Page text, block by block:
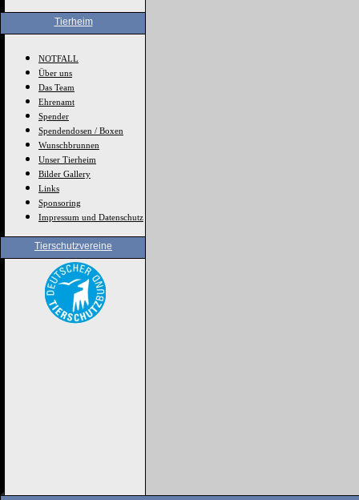
Tierheim
NOTFALL
Über uns
Das Team
Ehrenamt
Spender
Spendendosen / Boxen
Wunschbrunnen
Unser Tierheim
Bilder Gallery
Links
Sponsoring
Impressum und Datenschutz
Tierschutzvereine